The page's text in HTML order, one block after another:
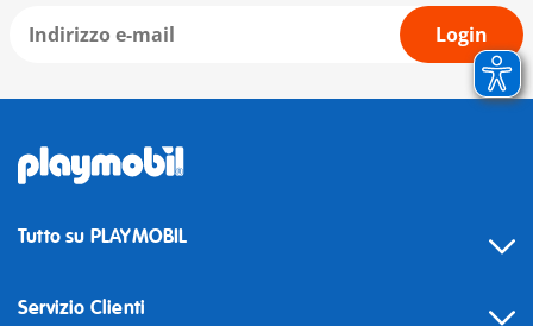
Login
Tutto su PLAYMOBIL
Servizio Clienti